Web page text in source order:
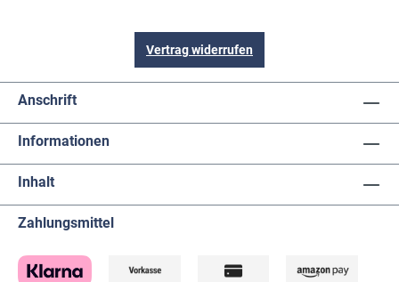
Vertrag widerrufen
Anschrift
Informationen
Inhalt
Zahlungsmittel